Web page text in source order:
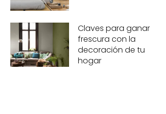
Claves para ganar
frescura con la
decoración de tu
hogar